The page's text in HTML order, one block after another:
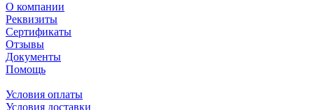
О компании
Реквизиты
Сертификаты
Отзывы
Документы
Помощь
Условия оплаты
Условия доставки